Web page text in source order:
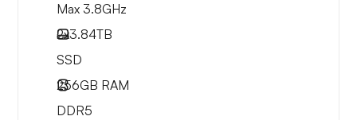
Max 3.8GHz
2x3.84TB
SSD
256GB RAM
DDR5